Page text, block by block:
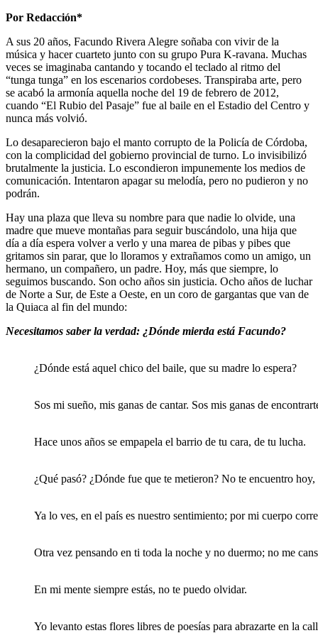
Por Redacción*
A sus 20 años, Facundo Rivera Alegre soñaba con vivir de la
música y hacer cuarteto junto con su grupo Pura K-ravana. Muchas
veces se imaginaba cantando y tocando el teclado al ritmo del
“tunga tunga” en los escenarios cordobeses. Transpiraba arte, pero
se acabó la armonía aquella noche del 19 de febrero de 2012,
cuando “El Rubio del Pasaje” fue al baile en el Estadio del Centro y
nunca más volvió.
Lo desaparecieron bajo el manto corrupto de la Policía de Córdoba,
con la complicidad del gobierno provincial de turno. Lo invisibilizó
brutalmente la justicia. Lo escondieron impunemente los medios de
comunicación. Intentaron apagar su melodía, pero no pudieron y no
podrán.
Hay una plaza que lleva su nombre para que nadie lo olvide, una
madre que mueve montañas para seguir buscándolo, una hija que
día a día espera volver a verlo y una marea de pibas y pibes que
gritamos sin parar, que lo lloramos y extrañamos como un amigo, un
hermano, un compañero, un padre. Hoy, más que siempre, lo
seguimos buscando. Son ocho años sin justicia. Ocho años de luchar
de Norte a Sur, de Este a Oeste, en un coro de gargantas que van de
la Quiaca al fin del mundo:
Necesitamos saber la verdad: ¿Dónde mierda está Facundo?
¿Dónde está aquel chico del baile, que su madre lo espera?
Sos mi sueño, mis ganas de cantar. Sos mis ganas de
Hace unos años se empapela el barrio de tu cara, de tu lucha.
¿Qué pasó? ¿Dónde fue que te metieron? No te encuentro
Ya lo ves, en el país es nuestro sentimiento; por mi cuerpo
Otra vez pensando en ti toda la noche y no duermo; no me
En mi mente siempre estás, no te puedo olvidar.
Yo levanto estas flores libres de poesías para abrazarte en la